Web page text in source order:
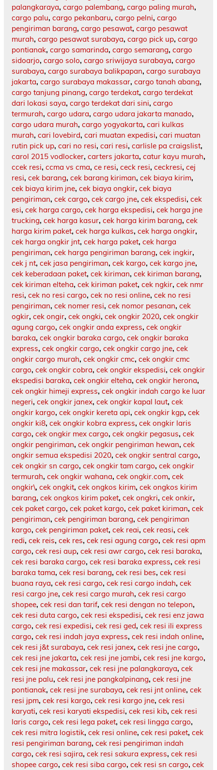
palangkaraya, cargo palembang, cargo paling murah,
cargo palu, cargo pekanbaru, cargo pelni, cargo
pengiriman barang, cargo pesawat, cargo pesawat
murah, cargo pesawat surabaya, cargo pick up, cargo
pontianak, cargo samarinda, cargo semarang, cargo
sidoarjo, cargo solo, cargo sriwijaya surabaya, cargo
surabaya, cargo surabaya balikpapan, cargo surabaya
jakarta, cargo surabaya makassar, cargo tanah abang,
cargo tanjung pinang, cargo terdekat, cargo terdekat
dari lokasi saya, cargo terdekat dari sini, cargo
termurah, cargo udara, cargo udara jakarta manado,
cargo udara murah, cargo yogyakarta, cari kulkas
murah, cari lovebird, cari muatan expedisi, cari muatan
rutin pick up, cari no resi, cari resi, carlisle pa craigslist,
carol 2015 vodlocker, carters jakarta, catur kayu murah,
ccek resi, ccma vs cma, ce resi, ceck resi, ceckresi, cej
resi, cek barang, cek barang kiriman, cek biaya kirim,
cek biaya kirim jne, cek biaya ongkir, cek biaya
pengiriman, cek cargo, cek cargo jne, cek ekspedisi, cek
esi, cek harga cargo, cek harga ekspedisi, cek harga jne
trucking, cek harga kasur, cek harga kirim barang, cek
harga kirim paket, cek harga kulkas, cek harga ongkir,
cek harga ongkir jnt, cek harga paket, cek harga
pengiriman, cek harga pengiriman barang, cek ingkir,
cek j nt, cek jasa pengiriman, cek kargo, cek kargo jne,
cek keberadaan paket, cek kiriman, cek kiriman barang,
cek kiriman elteha, cek kiriman paket, cek ngkir, cek nmr
resi, cek no resi cargo, cek no resi online, cek no resi
pengiriman, cek nomer resi, cek nomor pesanan, cek
ogkir, cek ongir, cek ongki, cek ongkir 2020, cek ongkir
agung cargo, cek ongkir anda express, cek ongkir
baraka, cek ongkir baraka cargo, cek ongkir baraka
express, cek ongkir cargo, cek ongkir cargo jne, cek
ongkir cargo murah, cek ongkir cmc, cek ongkir cmc
cargo, cek ongkir cobra, cek ongkir ekspedisi, cek ongkir
ekspedisi baraka, cek ongkir elteha, cek ongkir herona,
cek ongkir himeji express, cek ongkir indah cargo ke luar
negeri, cek ongkir janex, cek ongkir kapal laut, cek
ongkir kargo, cek ongkir kereta api, cek ongkir kgp, cek
ongkir ki8, cek ongkir kobra express, cek ongkir laris
cargo, cek ongkir mex cargo, cek ongkir pegasus, cek
ongkir pengiriman, cek ongkir pengiriman hewan, cek
ongkir semua ekspedisi 2020, cek ongkir sentral cargo,
cek ongkir sn cargo, cek ongkir tam cargo, cek ongkir
termurah, cek ongkir wahana, cek ongkir.com, cek
ongkir\, cek ongkit, cek ongkos kirim, cek ongkos kirim
barang, cek ongkos kirim paket, cek ongkri, cek onkir,
cek paket cargo, cek paket kargo, cek paket kiriman, cek
pengiriman, cek pengiriman barang, cek pengiriman
kargo, cek pengiriman paket, cek reai, cek reasi, cek
redi, cek reis, cek res, cek resi agung cargo, cek resi apm
cargo, cek resi aup, cek resi awr cargo, cek resi baraka,
cek resi baraka cargo, cek resi baraka express, cek resi
baraka tama, cek resi barang, cek resi bes, cek resi
buana raya, cek resi cargo, cek resi cargo indah, cek
resi cargo jne, cek resi cargo murah, cek resi cargo
shopee, cek resi dan tarif, cek resi dengan no telepon,
cek resi duta cargo, cek resi ekspedisi, cek resi enz jawa
cargo, cek resi expedisi, cek resi ged, cek resi ili express
cargo, cek resi indah jaya express, cek resi indah online,
cek resi j&t surabaya, cek resi janex, cek resi jne cargo,
cek resi jne jakarta, cek resi jne jambi, cek resi jne kargo,
cek resi jne makassar, cek resi jne palangkaraya, cek
resi jne palu, cek resi jne pangkalpinang, cek resi jne
pontianak, cek resi jne surabaya, cek resi jnt online, cek
resi jpm, cek resi kargo, cek resi kargo jne, cek resi
karyati, cek resi karyati ekspedisi, cek resi kib, cek resi
laris cargo, cek resi lega paket, cek resi lingga cargo,
cek resi mitra logistik, cek resi online, cek resi paket, cek
resi pengiriman barang, cek resi pengiriman indah
cargo, cek resi sajira, cek resi sakura express, cek resi
shopee cargo, cek resi siba cargo, cek resi sn cargo, cek